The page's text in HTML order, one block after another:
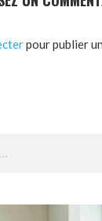
pour publier